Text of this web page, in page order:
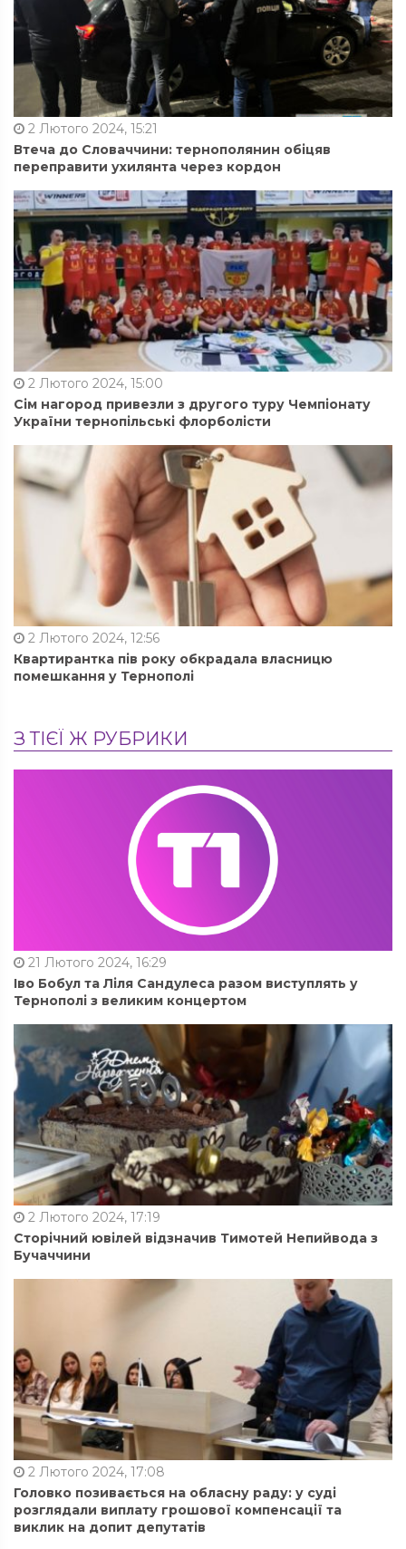
2 Лютого 2024, 15:21
Втеча до Словаччини: тернополянин обіцяв
переправити ухилянта через кордон
2 Лютого 2024, 15:00
Сім нагород привезли з другого туру Чемпіонату
України тернопільські флорболісти
2 Лютого 2024, 12:56
Квартирантка пів року обкрадала власницю
помешкання у Тернополі
З ТІЄЇ Ж РУБРИКИ
21 Лютого 2024, 16:29
Іво Бобул та Ліля Сандулеса разом виступлять у
Тернополі з великим концертом
2 Лютого 2024, 17:19
Сторічний ювілей відзначив Тимотей Непийвода з
Бучаччини
2 Лютого 2024, 17:08
Головко позивається на обласну раду: у суді
розглядали виплату грошової компенсації та
виклик на допит депутатів